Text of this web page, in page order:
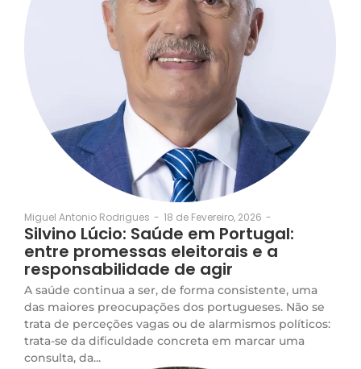
Miguel Antonio Rodrigues - 18 de Fevereiro, 2026 -
Silvino Lúcio: Saúde em Portugal:
entre promessas eleitorais e a
responsabilidade de agir
A saúde continua a ser, de forma consistente, uma
das maiores preocupações dos portugueses. Não se
trata de perceções vagas ou de alarmismos políticos:
trata-se da dificuldade concreta em marcar uma
consulta, da...